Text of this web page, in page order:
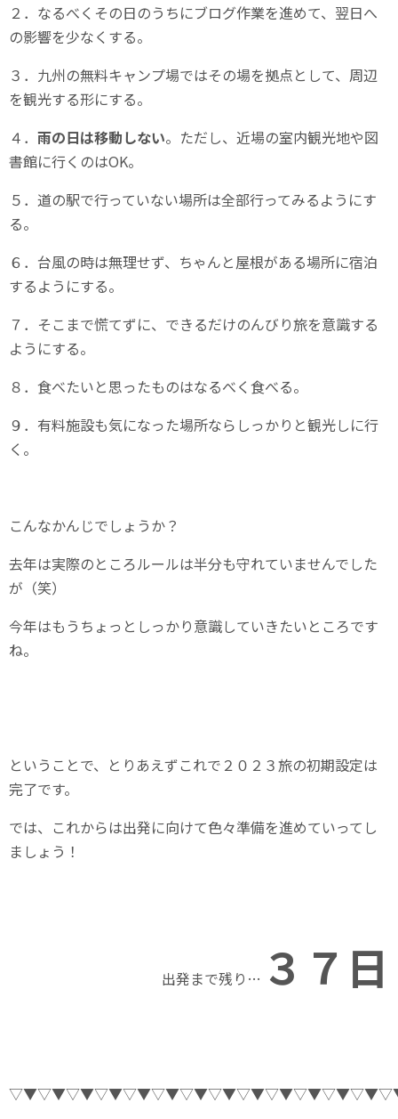
２．なるべくその日のうちにブログ作業を進めて、翌日へ
の影響を少なくする。
３．九州の無料キャンプ場ではその場を拠点として、周辺
を観光する形にする。
４． 雨の日は移動しない。ただし、近場の室内観光地や図
書館に行くのはOK。
５．道の駅で行っていない場所は全部行ってみるようにす
る。
６．台風の時は無理せず、ちゃんと屋根がある場所に宿泊
するようにする。
７．そこまで慌てずに、できるだけのんびり旅を意識する
ようにする。
８．食べたいと思ったものはなるべく食べる。
９．有料施設も気になった場所ならしっかりと観光しに行
く。
こんなかんじでしょうか？
去年は実際のところルールは半分も守れていませんでした
が（笑）
今年はもうちょっとしっかり意識していきたいところです
ね。
ということで、とりあえずこれで２０２３旅の初期設定は
完了です。
では、これからは出発に向けて色々準備を進めていってし
ましょう！
出発まで残り… ３７ 日